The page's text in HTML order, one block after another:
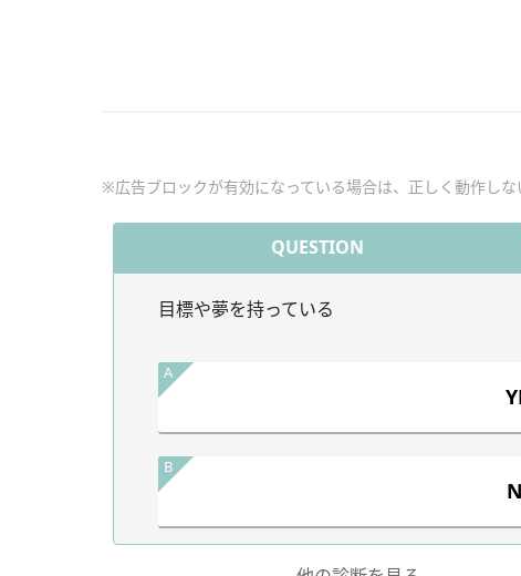
※広告ブロックが有効になっている場合は、正しく動作しな
QUESTION
目標や夢を持っている
A
B